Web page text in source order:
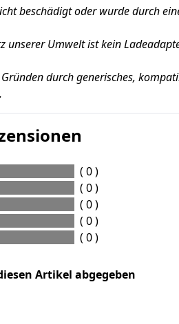
beschädigt oder wurde durch
unserer Umwelt ist kein
durch generisches,
( 0 )
( 0 )
( 0 )
( 0 )
( 0 )
Artikel abgegeben